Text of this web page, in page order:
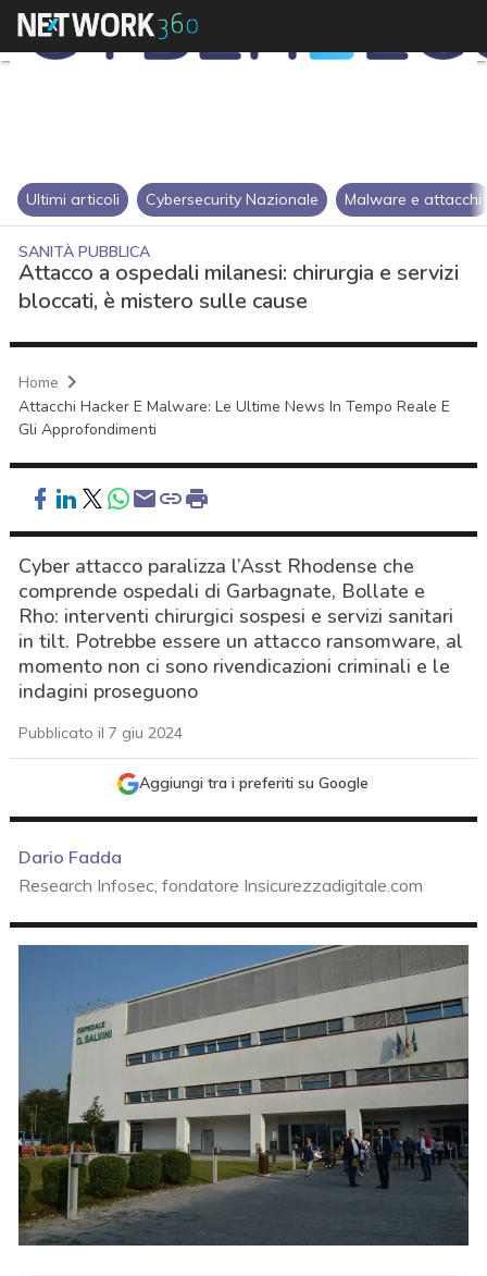
Ultimi articoli Cybersecurity Nazionale Malware e attacchi
SANITÀ PUBBLICA
Attacco a ospedali milanesi: chirurgia e servizi
bloccati, è mistero sulle cause
Home
Attacchi Hacker E Malware: Le Ultime News In Tempo Reale E
Gli Approfondimenti
Cyber attacco paralizza l’Asst Rhodense che
comprende ospedali di Garbagnate, Bollate e
Rho: interventi chirurgici sospesi e servizi sanitari
in tilt. Potrebbe essere un attacco ransomware, al
momento non ci sono rivendicazioni criminali e le
indagini proseguono
Pubblicato il 7 giu 2024
Aggiungi tra i preferiti su Google
Dario Fadda
Research Infosec, fondatore Insicurezzadigitale.com